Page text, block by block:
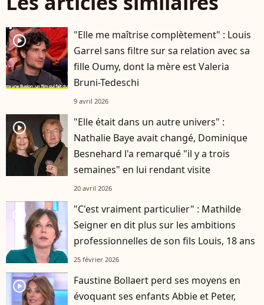
player2
"Elle me maîtrise complètement" : Louis
Garrel sans filtre sur sa relation avec sa
fille Oumy, dont la mère est Valeria
Bruni-Tedeschi
9 avril 2026
player2
"Elle était dans un autre univers" :
Nathalie Baye avait changé, Dominique
Besnehard l'a remarqué "il y a trois
semaines" en lui rendant visite
20 avril 2026
player2
"C'est vraiment particulier" : Mathilde
Seigner en dit plus sur les ambitions
professionnelles de son fils Louis, 18 ans
25 février 2026
player2
Faustine Bollaert perd ses moyens en
évoquant ses enfants Abbie et Peter,